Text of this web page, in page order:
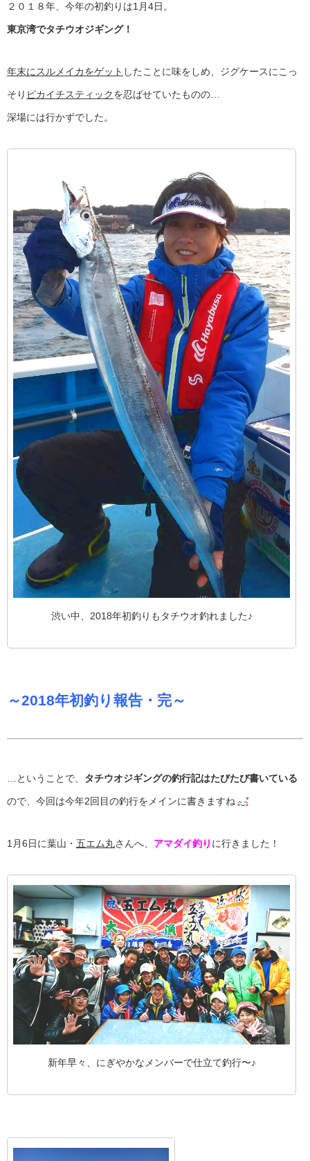
２０１８年、今年の初釣りは1月4日。
東京湾でタチウオジギング！
年末にスルメイカをゲット したことに味をしめ、ジグケースにこっ
そり ピカイチスティックを忍ばせていたものの…
深場には行かずでした。
渋い中、2018年初釣りもタチウオ釣れました♪
～2018年初釣り報告・完～
…ということで、 タチウオジギングの釣行記はたびたび書いている
ので、今回は今年2回目の釣行をメインに書きますね
1月6日に葉山・ 五エム丸さんへ、 アマダイ釣り に行きました！
新年早々、にぎやかなメンバーで仕立て釣行〜♪